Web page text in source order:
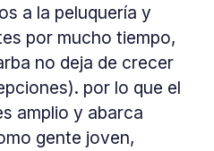
a la peluquería y
por mucho tiempo,
no deja de crecer
por lo que el
amplio y abarca
gente joven,